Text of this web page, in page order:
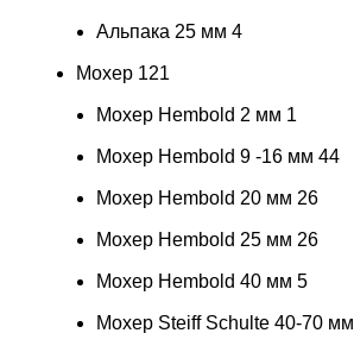
Альпака 25 мм 4
Мохер 121
Мохер Hembold 2 мм 1
Мохер Hembold 9 -16 мм 44
Мохер Hembold 20 мм 26
Мохер Hembold 25 мм 26
Мохер Hembold 40 мм 5
Мохер Steiff Schulte 40-70 мм